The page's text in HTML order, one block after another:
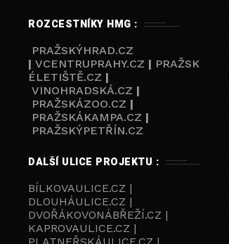
ROZCESTNÍKY HMG :
PRAŽSKÝHRAD.CZ
| VCENTRUPRAHY.CZ | PRAŽSK
ÉLETIŠTĚ.CZ |
VINOHRADSKÁ.CZ |
PRAŽSKÁZOO.CZ |
PRAŽSKÁKAMPA.CZ |
PRAŽSKÝPETŘÍN.CZ
DALŠÍ ULICE PROJEKTU :
BÍLKOVAULICE.CZ |
DLOUHÁULICE.CZ |
DVOŘÁKOVONÁBŘEŽÍ.CZ |
KAPROVAULICE.CZ |